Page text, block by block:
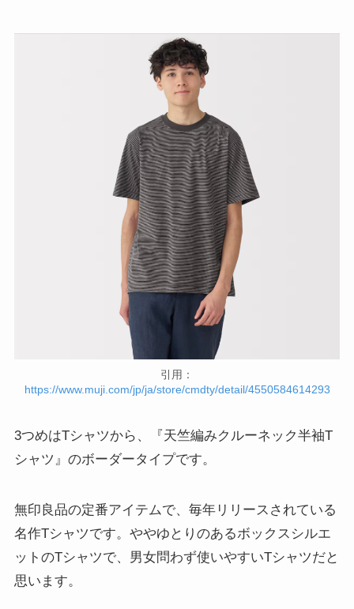
引用：
https://www.muji.com/jp/ja/store/cmdty/detail/4550584614293
3つめはTシャツから、『天竺編みクルーネック半袖T
シャツ』のボーダータイプです。
無印良品の定番アイテムで、毎年リリースされている
名作Tシャツです。ややゆとりのあるボックスシルエ
ットのTシャツで、男女問わず使いやすいTシャツだと
思います。